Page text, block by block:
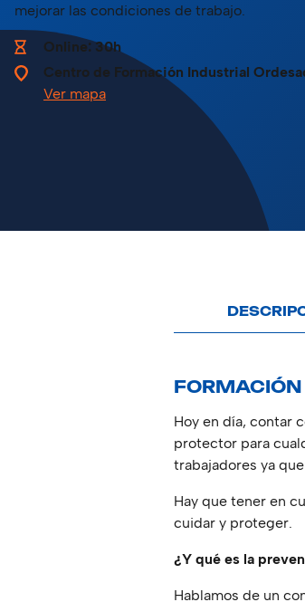
mejorar las condiciones de trabajo.
Online: 30h
Centro de Formación Industrial
Ver mapa
FORMACIÓN
Hoy en día, contar
protector para
trabajadores ya
Hay que tener en
cuidar y proteger.
¿Y qué es la
Hablamos de un